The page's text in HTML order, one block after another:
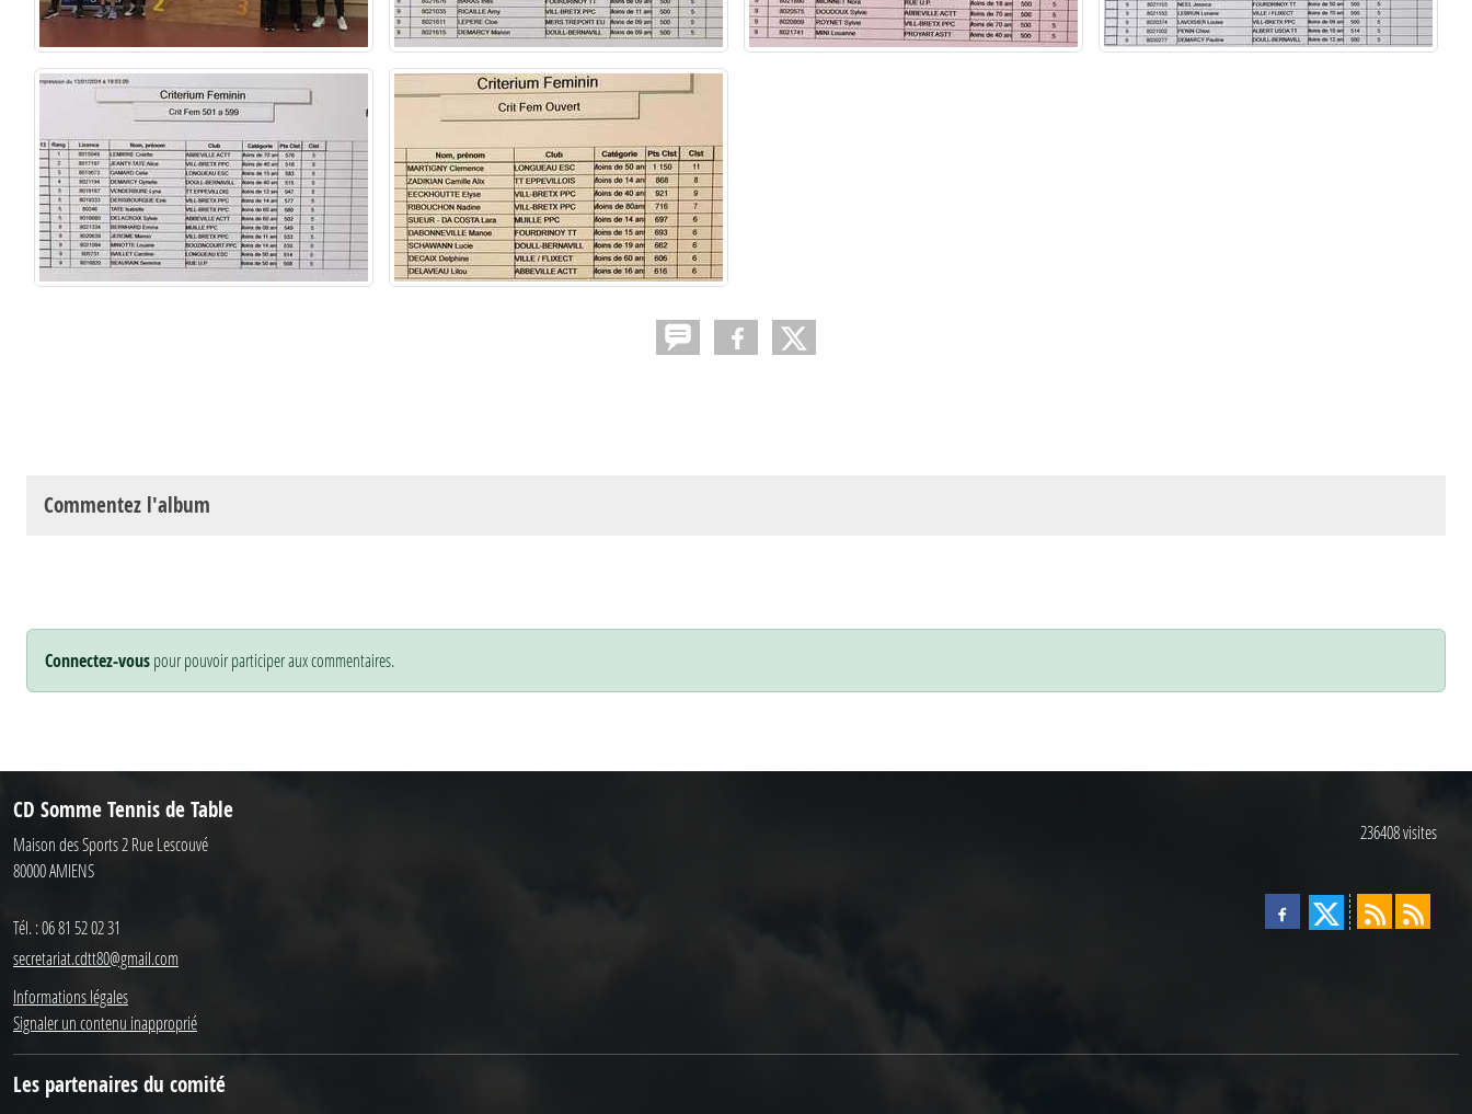
Commentez l'album
Connectez-vouspour pouvoir participer aux commentaires.
CD Somme Tennis de Table
Maison des Sports 2 Rue Lescouvé
80000AMIENS
Tél. :06 81 52 02 31
secretariat.cdtt80@gmail.com
Informations légales
Signaler un contenu inapproprié
236408visites
Les partenaires du comité